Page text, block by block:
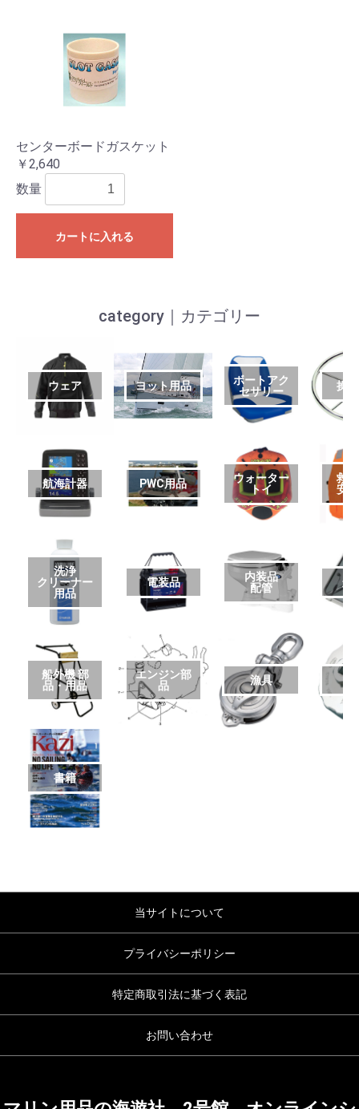
センターボードガスケット
￥2,640
数量
カートに入れる
category｜カテゴリー
ウェア ヨット用品
ボートアク
セサリー
操
航海計器 PWC用品
ウォーター
トイ
救
安
洗浄
クリーナー
用品
電装品
内装品
配管
艤
船外機 部
品・用品
エンジン部
品
漁具
書籍
当サイトについて
プライバシーポリシー
特定商取引法に基づく表記
お問い合わせ